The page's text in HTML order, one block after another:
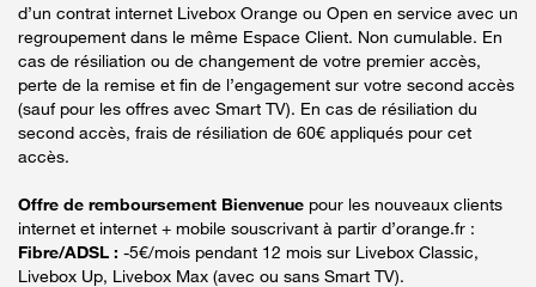
d’un contrat internet Livebox Orange ou Open en service avec un
regroupement dans le même Espace Client. Non cumulable. En
cas de résiliation ou de changement de votre premier accès,
perte de la remise et fin de l’engagement sur votre second accès
(sauf pour les offres avec Smart TV). En cas de résiliation du
second accès, frais de résiliation de 60€ appliqués pour cet
accès.
Offre de remboursement Bienvenue pour les nouveaux clients
internet et internet + mobile souscrivant à partir d’orange.fr :
Fibre/ADSL : -5€/mois pendant 12 mois sur Livebox Classic,
Livebox Up, Livebox Max (avec ou sans Smart TV).